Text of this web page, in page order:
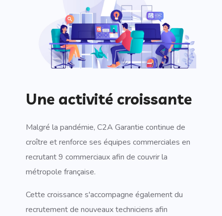
Une activité croissante
Malgré la pandémie, C2A Garantie continue de
croître et renforce ses équipes commerciales en
recrutant 9 commerciaux afin de couvrir la
métropole française.
Cette croissance s'accompagne également du
recrutement de nouveaux techniciens afin